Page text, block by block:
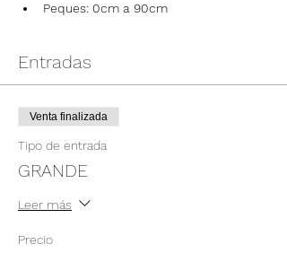
Peques: 0cm a 90cm
Entradas
Venta finalizada
Tipo de entrada
GRANDE
Leer más
Precio